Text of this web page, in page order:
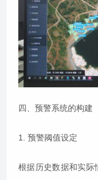
四、预警系统的构建
1. 预警阈值设定
根据历史数据和实际